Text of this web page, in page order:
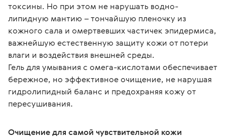
токсины. Но при этом не нарушать водно-
липидную мантию – тончайшую пленочку из
кожного сала и омертвевших частичек эпидермиса,
важнейшую естественную защиту кожи от потери
влаги и воздействия внешней среды.
Гель для умывания с омега-кислотами обеспечивает
бережное, но эффективное очищение, не нарушая
гидролипидный баланс и предохраняя кожу от
пересушивания.
Очищение для самой чувствительной кожи